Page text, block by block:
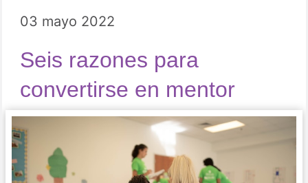
03 mayo 2022
Seis razones para
convertirse en mentor